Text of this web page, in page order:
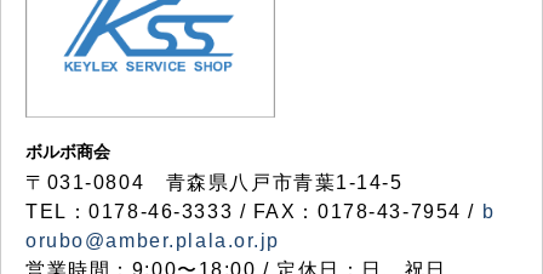
ボルボ商会
〒031-0804 青森県八戸市青葉1-14-5
TEL：0178-46-3333 / FAX：0178-43-7954 / b
orubo@amber.plala.or.jp
営業時間：9:00〜18:00 / 定休日：日、祝日